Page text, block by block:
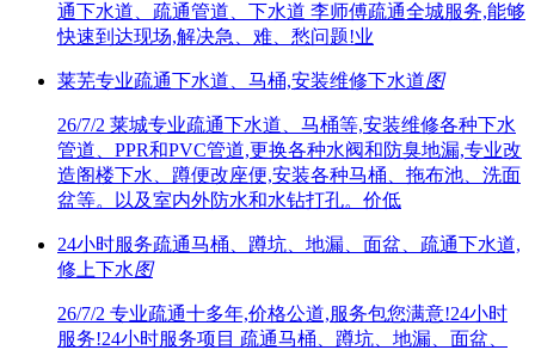
通下水道、疏通管道、下水道 李师傅疏通全城服务,能够
快速到达现场,解决急、难、愁问题!业
莱芜专业疏通下水道、马桶,安装维修下水道图
26/7/2 莱城专业疏通下水道、马桶等,安装维修各种下水
管道、PPR和PVC管道,更换各种水阀和防臭地漏,专业改
造阁楼下水、蹲便改座便,安装各种马桶、拖布池、洗面
盆等。以及室内外防水和水钻打孔。价低
24小时服务疏通马桶、蹲坑、地漏、面盆、疏通下水道,
修上下水图
26/7/2 专业疏通十多年,价格公道,服务包您满意!24小时
服务!24小时服务项目 疏通马桶、蹲坑、地漏、面盆、